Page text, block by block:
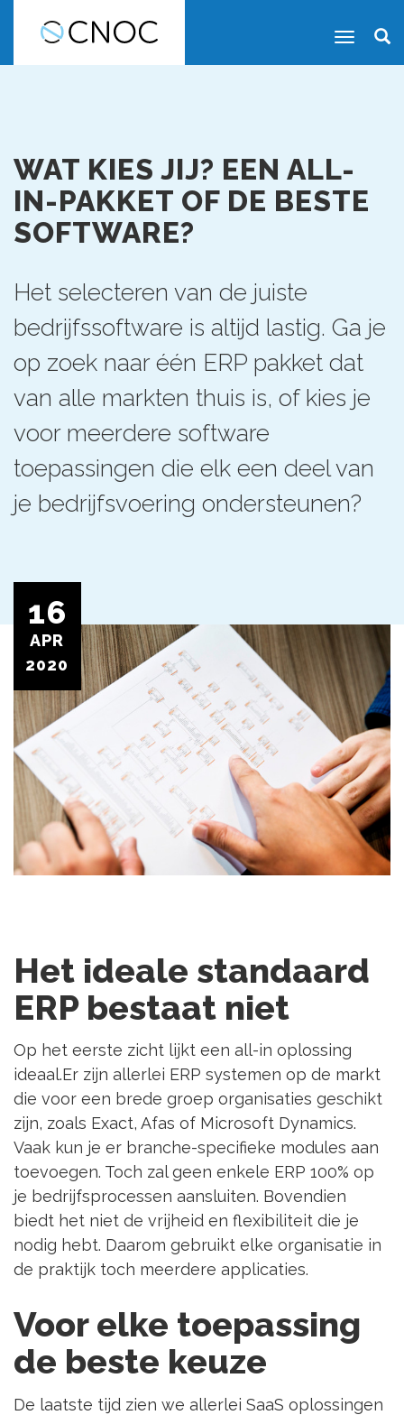
WAT KIES JIJ? EEN ALL-
IN-PAKKET OF DE BESTE
SOFTWARE?
Het selecteren van de juiste
bedrijfssoftware is altijd lastig. Ga je
op zoek naar één ERP pakket dat
van alle markten thuis is, of kies je
voor meerdere software
toepassingen die elk een deel van
je bedrijfsvoering ondersteunen?
16
APR
2020
Het ideale standaard
ERP bestaat niet
Op het eerste zicht lijkt een all-in oplossing
ideaal.Er zijn allerlei ERP systemen op de markt
die voor een brede groep organisaties geschikt
zijn, zoals Exact, Afas of Microsoft Dynamics.
Vaak kun je er branche-specifieke modules aan
toevoegen. Toch zal geen enkele ERP 100% op
je bedrijfsprocessen aansluiten. Bovendien
biedt het niet de vrijheid en flexibiliteit die je
nodig hebt. Daarom gebruikt elke organisatie in
de praktijk toch meerdere applicaties.
Voor elke toepassing
de beste keuze
De laatste tijd zien we allerlei SaaS oplossingen